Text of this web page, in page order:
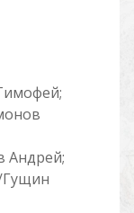
Андрей;
Гущин